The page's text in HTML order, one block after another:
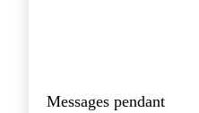
Messages pendant